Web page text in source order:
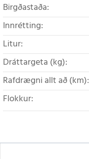
Birgðastaða:
Innrétting:
Litur:
Dráttargeta (kg):
Rafdrægni allt að (km):
Flokkur: